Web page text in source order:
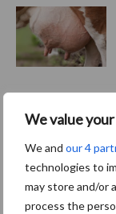
We value
We and our 4
technologies to
may store and/or
process the